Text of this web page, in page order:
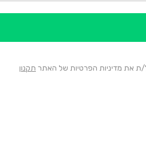
ת את מדיניות הפרטיות של האתר תקנון